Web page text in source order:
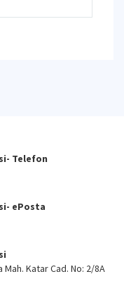
Telefon
ePosta
Katar Cad. No: 2/8A